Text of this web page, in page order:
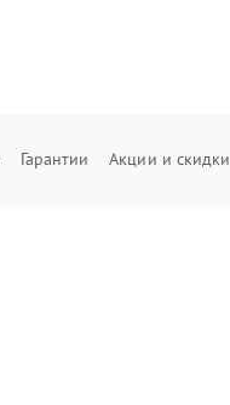
Гарантии Акции и скидки